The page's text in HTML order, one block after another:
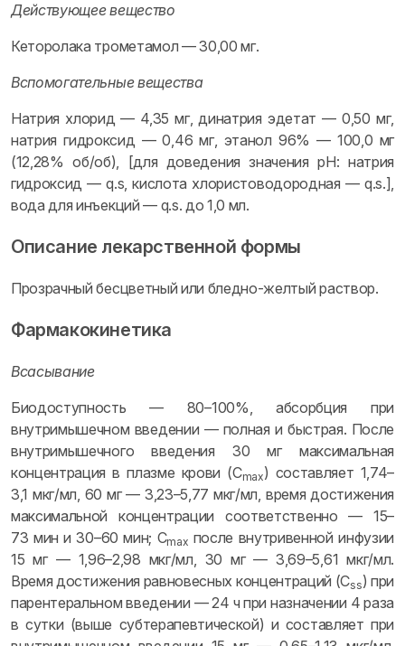
Действующее вещество
Кеторолака трометамол — 30,00 мг.
Вспомогательные вещества
Натрия хлорид — 4,35 мг, динатрия эдетат — 0,50 мг,
натрия гидроксид — 0,46 мг, этанол 96% — 100,0 мг
(12,28% об/об), [для доведения значения pH: натрия
гидроксид — q.s, кислота хлористоводородная — q.s.],
вода для инъекций — q.s. до 1,0 мл.
Описание лекарственной формы
Прозрачный бесцветный или бледно-желтый раствор.
Фармакокинетика
Всасывание
Биодоступность — 80–100%, абсорбция при
внутримышечном введении — полная и быстрая. После
внутримышечного введения 30 мг максимальная
концентрация в плазме крови (Cmax) составляет 1,74–
3,1 мкг/мл, 60 мг — 3,23–5,77 мкг/мл, время достижения
максимальной концентрации соответственно — 15–
73 мин и 30–60 мин; Cmax после внутривенной инфузии
15 мг — 1,96–2,98 мкг/мл, 30 мг — 3,69–5,61 мкг/мл.
Время достижения равновесных концентраций (Css) при
парентеральном введении — 24 ч при назначении 4 раза
в сутки (выше субтерапевтической) и составляет при